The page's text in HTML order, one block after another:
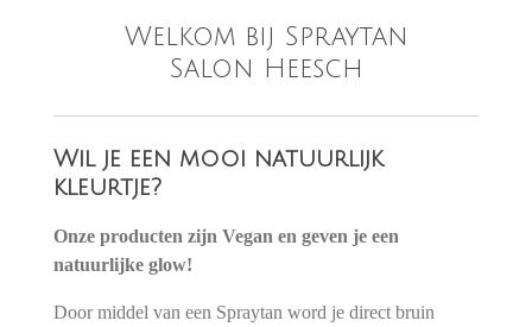
Welkom bij Spraytan
Salon Heesch
Wil je een mooi natuurlijk
kleurtje?
Onze producten zijn Vegan en geven je een
natuurlijke glow!
Door middel van een Spraytan word je direct bruin